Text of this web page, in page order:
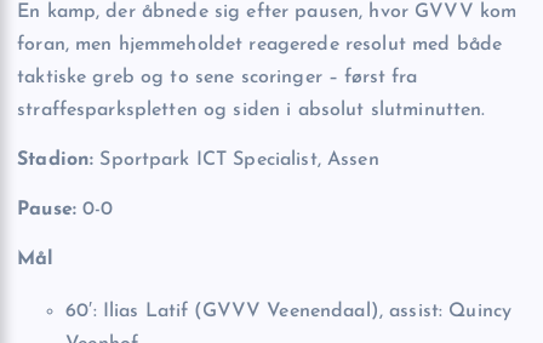
En kamp, der åbnede sig efter pausen, hvor GVVV kom
foran, men hjemmeholdet reagerede resolut med både
taktiske greb og to sene scoringer – først fra
straffesparkspletten og siden i absolut slutminutten.
Stadion: Sportpark ICT Specialist, Assen
Pause:0-0
Mål
60′: Ilias Latif (GVVV Veenendaal), assist: Quincy